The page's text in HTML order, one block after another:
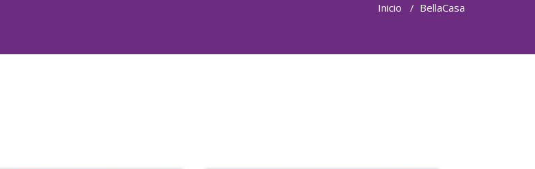
Inicio / BellaCasa